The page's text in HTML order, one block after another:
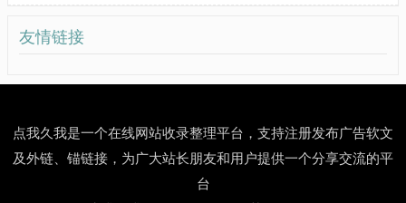
友情链接
点我久我是一个在线网站收录整理平台，支持注册发布广告软文
及外链、锚链接，为广大站长朋友和用户提供一个分享交流的平
台